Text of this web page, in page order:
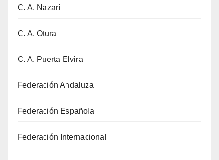
C. A. Nazarí
C. A. Otura
C. A. Puerta Elvira
Federación Andaluza
Federación Española
Federación Internacional